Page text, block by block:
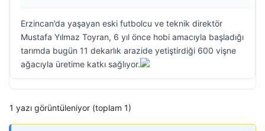
Erzincan’da yaşayan eski futbolcu ve teknik direktör
Mustafa Yılmaz Toyran, 6 yıl önce hobi amacıyla başladığı
tarımda bugün 11 dekarlık arazide yetiştirdiği 600 vişne
ağacıyla üretime katkı sağlıyor.
1 yazı görüntüleniyor (toplam 1)